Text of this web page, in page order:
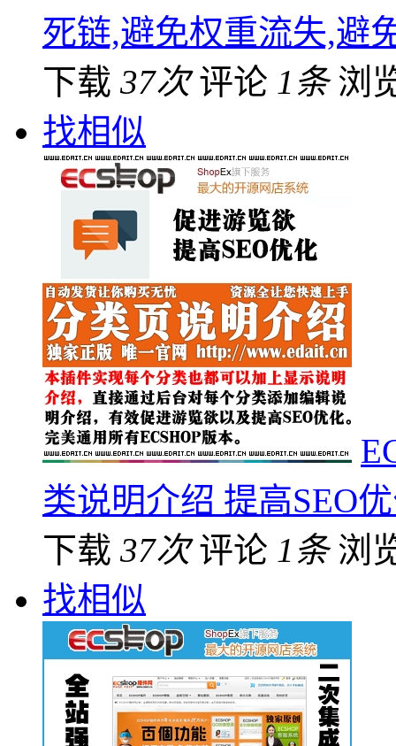
死链,避免权重流失,避
下载 37次 评论 1条 浏
找相似
类说明介绍 提高SEO
下载 37次 评论 1条 浏
找相似